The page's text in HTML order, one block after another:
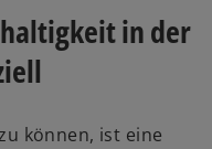
in der
können, ist eine